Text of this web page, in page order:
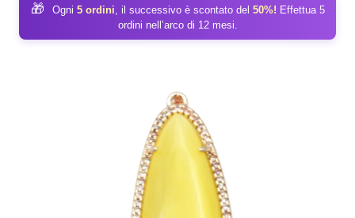
🎁 Ogni 5 ordini, il successivo è scontato del 50%! Effettua 5
ordini nell’arco di 12 mesi.